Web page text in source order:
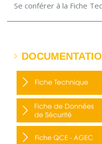
Se conférer à la Fiche